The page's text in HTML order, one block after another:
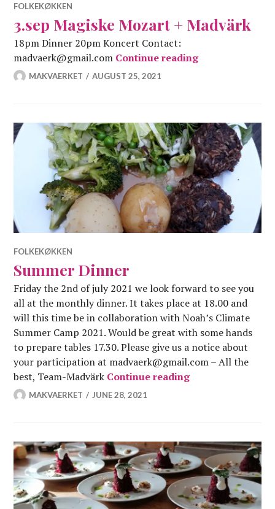
FOLKEKØKKEN
3.sep Magiske Mozart + Madvärk
18pm Dinner 20pm Koncert Contact:
madvaerk@gmail.com Continue reading3.sep Magiske
MAKVAERKET AUGUST 25, 2021
FOLKEKØKKEN
Summer Dinner
Friday the 2nd of july 2021 we look forward to see you
all at the monthly dinner. It takes place at 18.00 and
will this time be in collaboration with Noah’s Climate
Summer Camp 2021. Would be great with some hands
to prepare tables 17.30. Please give us a notice about
your participation at madvaerk@gmail.com – All the
best, Team-Madvärk Continue readingSummer Dinner
MAKVAERKET JUNE 28, 2021